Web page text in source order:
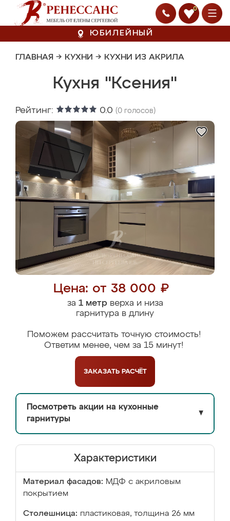
0
ЮБИЛЕЙНЫЙ
ГЛАВНАЯ → КУХНИ → КУХНИ ИЗ АКРИЛА
Кухня "Ксения"
Рейтинг: 0.0 (0 голосов)
Цена: от 38 000 ₽
за 1 метрверха и низа
гарнитура в длину
Поможем рассчитать точную стоимость!
Ответим менее, чем за 15 минут!
ЗАКАЗАТЬ РАСЧЁТ
Посмотреть акции на кухонные
гарнитуры
▼
Характеристики
Материал фасадов: МДФ с акриловым
покрытием
Столешница: пластиковая, толщина 26 мм